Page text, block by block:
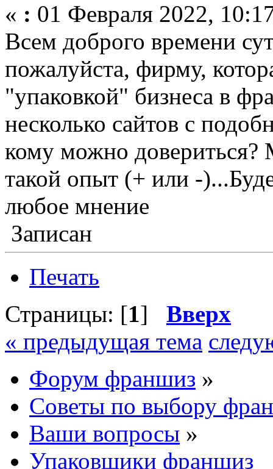
« : 01 Февраля 2022,
Всем доброго времени
пожалуйста, фирму,
"упаковкой" бизнеса в
несколько сайтов с
кому можно довериться?
такой опыт (+ или -
любое мнение
Записан
Печать
Страницы: [1] Вверх
« предыдущая тема
Форум франшиз »
Советы по выбору
Ваши вопросы »
Упаковщики франшиз